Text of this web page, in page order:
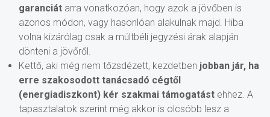
garanciát arra vonatkozóan, hogy azok a jövőben is
azonos módon, vagy hasonlóan alakulnak majd. Hiba
volna kizárólag csak a múltbéli jegyzési árak alapján
dönteni a jövőről.
Kettő, aki még nem tőzsdézett, kezdetben jobban jár, ha
erre szakosodott tanácsadó cégtől
(energiadiszkont) kér szakmai támogatást ehhez. A
tapasztalatok szerint még akkor is olcsóbb lesz a